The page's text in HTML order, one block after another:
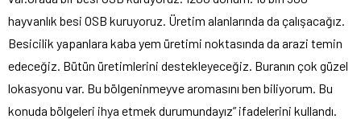
hayvanlık besi OSB kuruyoruz. Üretim alanlarında da çalışacağız.
Besicilik yapanlara kaba yem üretimi noktasında da arazi temin
edeceğiz. Bütün üretimlerini destekleyeceğiz. Buranın çok güzel
lokasyonu var. Bu bölgeninmeyve aromasını ben biliyorum. Bu
konuda bölgeleri ihya etmek durumundayız” ifadelerini kullandı.